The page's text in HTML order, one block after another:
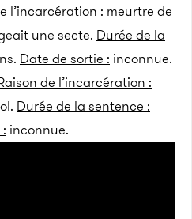
l’incarcération : meurtre de
une secte. Durée de la
Date de sortie : inconnue.
de l’incarcération :
Durée de la sentence :
inconnue.